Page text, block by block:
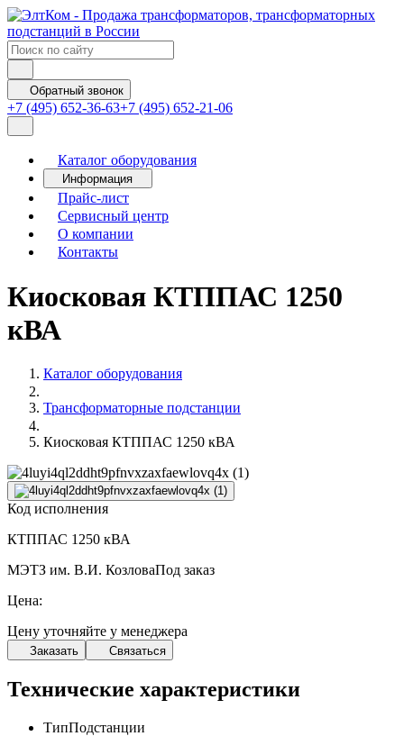
Обратный звонок
+7 (495) 652-36-63+7 (495) 652-21-06
Каталог оборудования
Информация
Прайс-лист
Сервисный центр
О компании
Контакты
Киосковая КТППАС 1250
кВА
Каталог оборудования
Трансформаторные подстанции
Киосковая КТППАС 1250 кВА
Код исполнения
КТППАС 1250 кВА
МЭТЗ им. В.И. КозловаПод заказ
Цена:
Цену уточняйте у менеджера
Заказать Связаться
Технические характеристики
ТипПодстанции